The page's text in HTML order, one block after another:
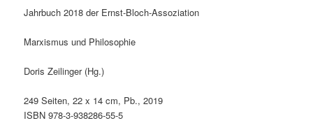
Jahrbuch 2018 der Ernst-Bloch-Assoziation
Marxismus und Philosophie
Doris Zeilinger (Hg.)
249 Seiten, 22 x 14 cm, Pb., 2019
ISBN 978-3-938286-55-5